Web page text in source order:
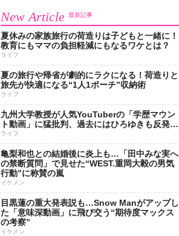
New Article 最新記事
夏休みの家族旅行の荷造りは子どもと一緒に！
教育にもママの負担軽減にもなるワケとは？
ライフ
夏の旅行や帰省が劇的にラクになる！荷造りと
旅先が快適になる“1人1ポーチ”収納術
ライフ
九州大学教授が人気YouTuberの「学歴マウン
ト動画」に猛批判、過去にはひろゆきも反発…
ライフ
亀梨和也との結婚後に炎上も…「田中みな実へ
の禁断質問」で見せた“WEST.重岡大毅の男気
行動”に称賛の嵐
イケメン
目黒蓮の重大発表説も…Snow Manがアップし
た「意味深動画」に飛び交う“期待度マックス
の考察”
イケメン